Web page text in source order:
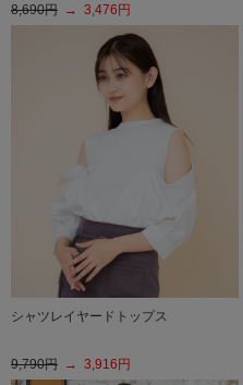
8,690円 → 3,476円
シャツレイヤードトップス
9,790円 → 3,916円